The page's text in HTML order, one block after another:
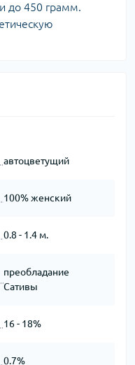
до 450 грамм.
автоцветущий
100% женский
0.8 - 1.4 м.
преобладание
Сативы
16 - 18%
0.7%